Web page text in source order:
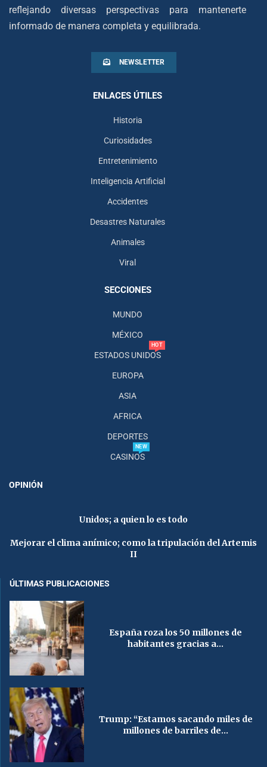
reflejando diversas perspectivas para mantenerte
informado de manera completa y equilibrada.
NEWSLETTER
ENLACES ÚTILES
Historia
Curiosidades
Entretenimiento
Inteligencia Artificial
Accidentes
Desastres Naturales
Animales
Viral
SECCIONES
MUNDO
MÉXICO
ESTADOS UNIDOS
HOT
EUROPA
ASIA
AFRICA
DEPORTES
CASINOS
NEW
OPINIÓN
Unidos; a quien lo es todo
Mejorar el clima anímico; como la tripulación del Artemis
II
ÚLTIMAS PUBLICACIONES
España roza los 50 millones de
habitantes gracias a...
Trump: “Estamos sacando miles de
millones de barriles de...